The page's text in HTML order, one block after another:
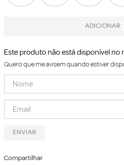
Este produto não está disponível
Quero que me avisem quando estiver
ENVIAR
Compartilhar